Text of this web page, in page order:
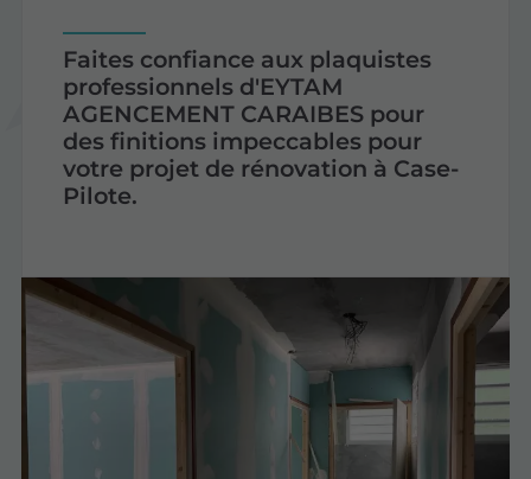
Faites confiance aux plaquistes
professionnels d'EYTAM
AGENCEMENT CARAIBES pour
des finitions impeccables pour
votre projet de rénovation à Case-
Pilote.